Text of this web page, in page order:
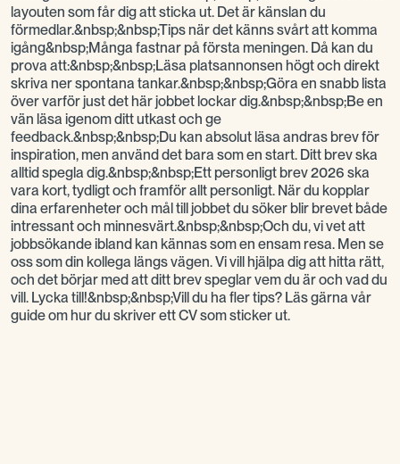
layouten som får dig att sticka ut. Det är känslan du
förmedlar.&nbsp;&nbsp;Tips när det känns svårt att komma
igång&nbsp;Många fastnar på första meningen. Då kan du
prova att:&nbsp;&nbsp;Läsa platsannonsen högt och direkt
skriva ner spontana tankar.&nbsp;&nbsp;Göra en snabb lista
över varför just det här jobbet lockar dig.&nbsp;&nbsp;Be en
vän läsa igenom ditt utkast och ge
feedback.&nbsp;&nbsp;Du kan absolut läsa andras brev för
inspiration, men använd det bara som en start. Ditt brev ska
alltid spegla dig.&nbsp;&nbsp;Ett personligt brev 2026 ska
vara kort, tydligt och framför allt personligt. När du kopplar
dina erfarenheter och mål till jobbet du söker blir brevet både
intressant och minnesvärt.&nbsp;&nbsp;Och du, vi vet att
jobbsökande ibland kan kännas som en ensam resa. Men se
oss som din kollega längs vägen. Vi vill hjälpa dig att hitta rätt,
och det börjar med att ditt brev speglar vem du är och vad du
vill. Lycka till!&nbsp;&nbsp;Vill du ha fler tips? Läs gärna vår
guide om hur du skriver ett CV som sticker ut.